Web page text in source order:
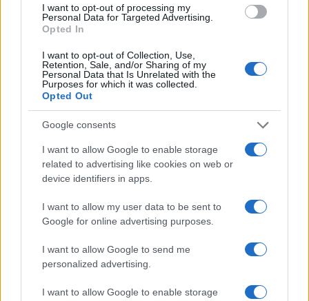
I want to opt-out of processing my
Personal Data for Targeted Advertising.
Opted In
I want to opt-out of Collection, Use,
Retention, Sale, and/or Sharing of my
Personal Data that Is Unrelated with the
Purposes for which it was collected.
Opted Out
Google consents
I want to allow Google to enable storage
related to advertising like cookies on web or
device identifiers in apps.
I want to allow my user data to be sent to
Google for online advertising purposes.
I want to allow Google to send me
personalized advertising.
I want to allow Google to enable storage
mascalzoni in tour, farabutte in carriera che
ballano sulle flotille e accusano le israeliane di
chiama meccanismo di proiezione).
Leggi anche:
Perché il piano Trump ha cambiato il gioco,
ecco vincitori e vinti
Dopo averla esaltata in modo acritico e senza
senso, hanno gratificato la 95enne
Segredi
uguale intensità nel sentimento opposto, le hanno
dato dell’ebrea, come fosse un crimine, le hanno